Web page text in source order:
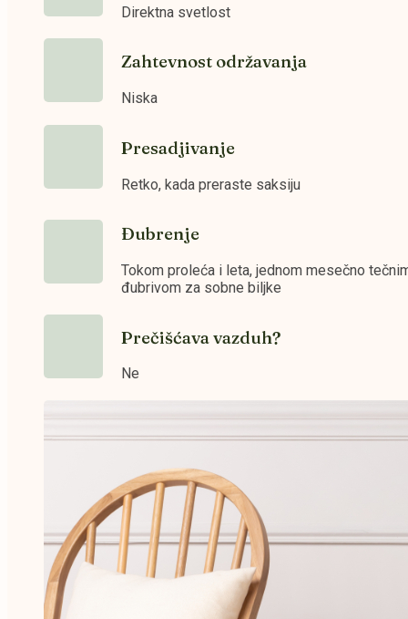
Direktna svetlost
Zahtevnost održavanja
Niska
Presadjivanje
Retko, kada preraste saksiju
Đubrenje
Tokom proleća i leta, jednom mesečno
đubrivom za sobne biljke
Prečišćava vazduh?
Ne